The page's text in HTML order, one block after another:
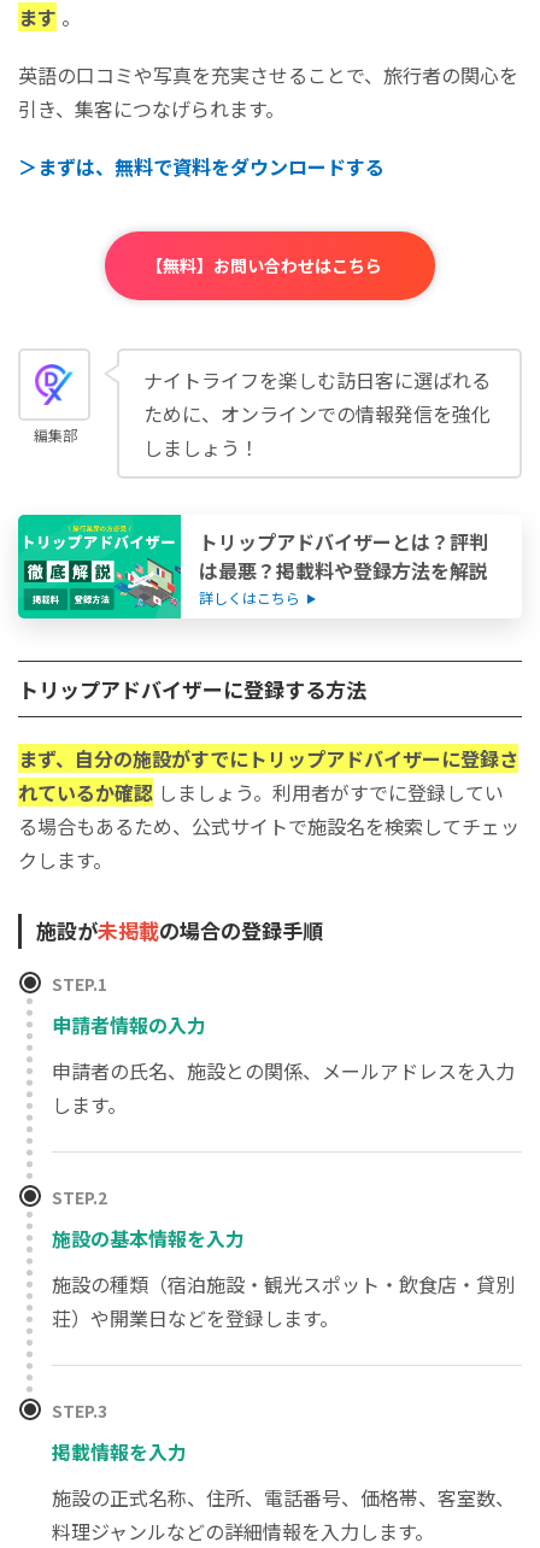
ます 。
英語の口コミや写真を充実させることで、旅行者の関心を
引き、集客につなげられます。
＞まずは、無料で資料をダウンロードする
【無料】お問い合わせはこちら
編集部
ナイトライフを楽しむ訪日客に選ばれる
ために、オンラインでの情報発信を強化
しましょう！
トリップアドバイザーとは？評判
は最悪？掲載料や登録方法を解説
詳しくはこちら
トリップアドバイザーに登録する方法
まず、自分の施設がすでにトリップアドバイザーに登録さ
れているか確認 しましょう。利用者がすでに登録してい
る場合もあるため、公式サイトで施設名を検索してチェッ
クします。
施設が未掲載の場合の登録手順
STEP.1
申請者情報の入力
申請者の氏名、施設との関係、メールアドレスを入力
します。
STEP.2
施設の基本情報を入力
施設の種類（宿泊施設・観光スポット・飲食店・貸別
荘）や開業日などを登録します。
STEP.3
掲載情報を入力
施設の正式名称、住所、電話番号、価格帯、客室数、
料理ジャンルなどの詳細情報を入力します。